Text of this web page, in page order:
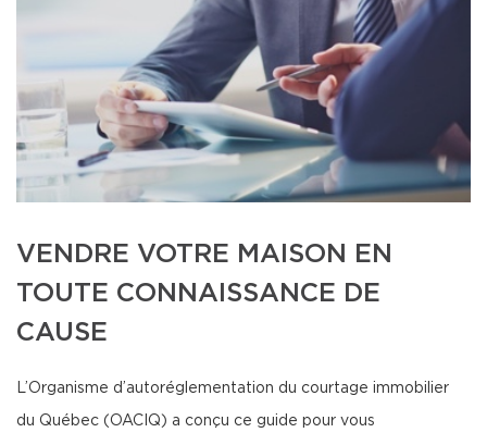
VENDRE VOTRE MAISON EN
TOUTE CONNAISSANCE DE
CAUSE
L’Organisme d’autoréglementation du courtage immobilier
du Québec (OACIQ) a conçu ce guide pour vous